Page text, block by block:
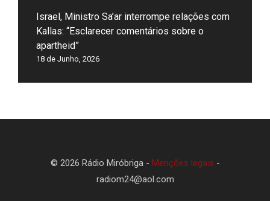
Israel, Ministro Sa’ar interrompe relações com
Kallas: “Esclarecer comentários sobre o
apartheid”
18 de Junho, 2026
© 2026 Rádio Miróbriga - Menções legais -
radiom24@aol.com